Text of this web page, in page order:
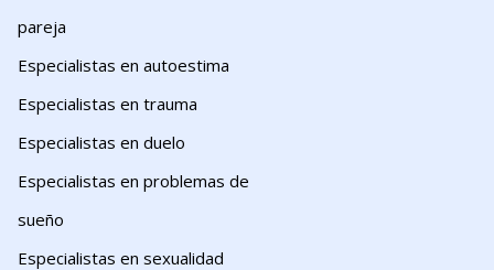
pareja
Especialistas en autoestima
Especialistas en trauma
Especialistas en duelo
Especialistas en problemas de
sueño
Especialistas en sexualidad